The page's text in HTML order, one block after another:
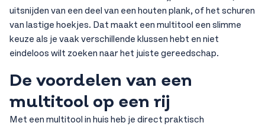
uitsnijden van een deel van een houten plank, of het schuren
van lastige hoekjes. Dat maakt een multitool een slimme
keuze als je vaak verschillende klussen hebt en niet
eindeloos wilt zoeken naar het juiste gereedschap.
De voordelen van een
multitool op een rij
Met een multitool in huis heb je direct praktisch